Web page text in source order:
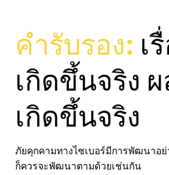
คำรับรอง: เ
เกิดขึ้นจริง
เกิดขึ้นจริง
ภัยคุกคามทางไซเบอร์มีการพัฒนาอ
ก็ควรจะพัฒนาตามด้วยเช่นกัน